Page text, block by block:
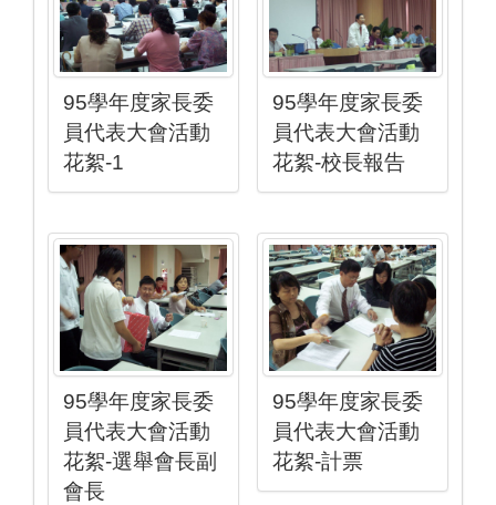
95學年度家長委
員代表大會活動
花絮-1
95學年度家長委
員代表大會活動
花絮-校長報告
95學年度家長委
員代表大會活動
花絮-選舉會長副
會長
95學年度家長委
員代表大會活動
花絮-計票